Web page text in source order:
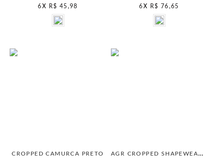
6 X R$ 45,98 6 X R$ 76,65
CROPPED CAMURCA PRETO
AGR CROPPED SHAPEWEAR PRETO